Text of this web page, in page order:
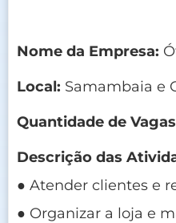
Nome da Empresa:
Local: Samambaia e
Quantidade de
Descrição das
● Atender clientes e
● Organizar a loja e